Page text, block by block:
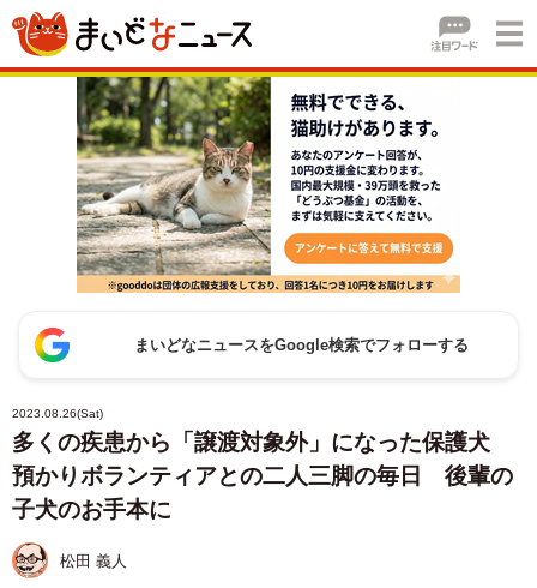
まいどなニュースをGoogle検索でフォローする
2023.08.26(Sat)
多くの疾患から「譲渡対象外」になった保護犬
預かりボランティアとの二人三脚の毎日 後輩の
子犬のお手本に
松田 義人